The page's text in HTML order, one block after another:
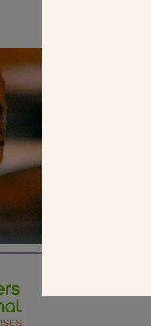
SEUL
NOUS